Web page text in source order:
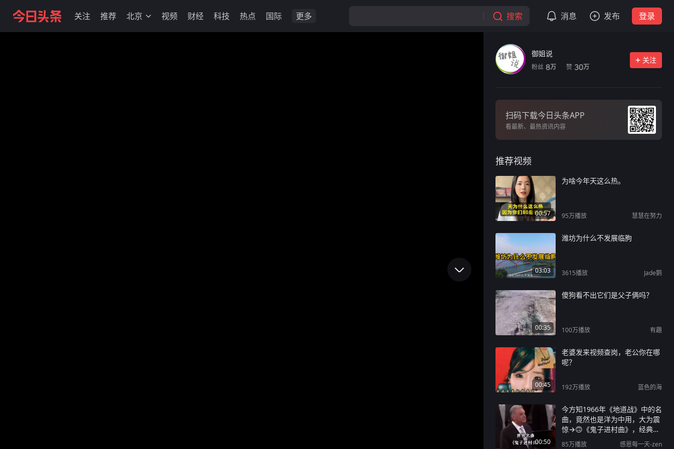
关注 推荐 北京 视频 财经 科技 热点 国际 更多 搜索 消息 发布 登录
御姐说
粉丝 8万 赞 30万
关注
扫码下载今日头条APP
看最新、最热资讯内容
推荐视频
00:57
为啥今年天这么热。
95万播放 慧慧在努力
03:03
潍坊为什么不发展临朐
3615播放 Jade鹅
00:35
傻狗看不出它们是父子俩吗？
100万播放 有趣
00:45
老婆发来视频查岗，老公你在哪
呢？
192万播放 蓝色的海
00:50
今方知1966年《地道战》中的名
曲，竟然也是洋为中用，大为震
惊→🙃《鬼子进村曲》，经典名
曲震撼人心！
85万播放 感恩每一天-zen